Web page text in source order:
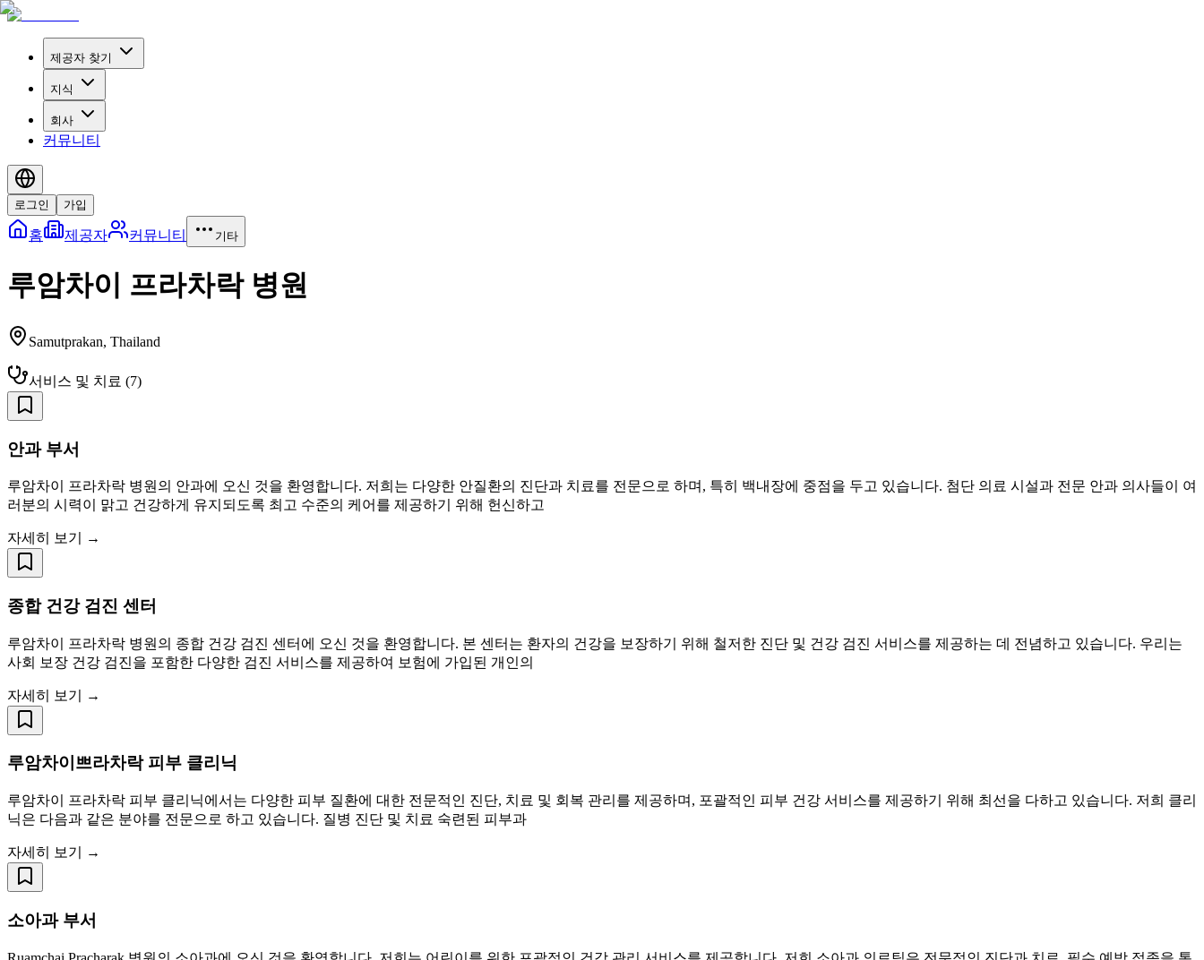
제공자 찾기
지식
회사
커뮤니티
로그인 가입
홈 제공자 커뮤니티 기타
루암차이 프라차락 병원
Samutprakan, Thailand
서비스 및 치료 (7)
안과 부서
루암차이 프라차락 병원의 안과에 오신 것을 환영합니다. 저희는 다양한 안질환의 진단과 치료를 전문으로 하며, 특히 백내장에 중점을 두고 있습니다. 첨단 의료 시설과 전문 안과 의사들이 여
러분의 시력이 맑고 건강하게 유지되도록 최고 수준의 케어를 제공하기 위해 헌신하고
자세히 보기 →
종합 건강 검진 센터
루암차이 프라차락 병원의 종합 건강 검진 센터에 오신 것을 환영합니다. 본 센터는 환자의 건강을 보장하기 위해 철저한 진단 및 건강 검진 서비스를 제공하는 데 전념하고 있습니다. 우리는
사회 보장 건강 검진을 포함한 다양한 검진 서비스를 제공하여 보험에 가입된 개인의
자세히 보기 →
루암차이쁘라차락 피부 클리닉
루암차이 프라차락 피부 클리닉에서는 다양한 피부 질환에 대한 전문적인 진단, 치료 및 회복 관리를 제공하며, 포괄적인 피부 건강 서비스를 제공하기 위해 최선을 다하고 있습니다. 저희 클리
닉은 다음과 같은 분야를 전문으로 하고 있습니다. 질병 진단 및 치료 숙련된 피부과
자세히 보기 →
소아과 부서